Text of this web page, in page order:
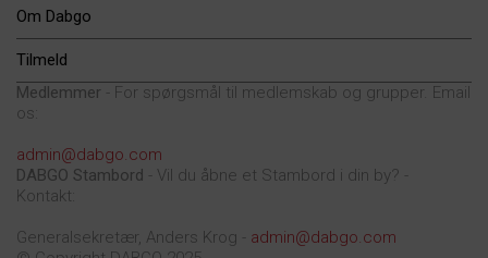
Om Dabgo
Tilmeld
Medlemmer - For spørgsmål til medlemskab og grupper. Email
os:
admin@dabgo.com
DABGO Stambord - Vil du åbne et Stambord i din by? -
Kontakt:
Generalsekretær, Anders Krog - admin@dabgo.com